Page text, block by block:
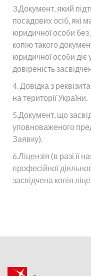
3.Документ, який
посадових осіб, які
юридичної особи без
копію такого
юридичної особи
довіреність
4. Довідка з
на території України.
5.Документ, що
уповноваженого
Заявку).
6.Ліцензія (в разі її
професійної
засвідчена копія